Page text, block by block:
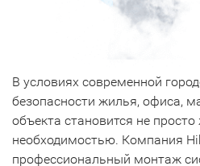
В условиях современной
безопасности жилья, офиса,
объекта становится не
необходимостью. Компания
профессиональный монтаж